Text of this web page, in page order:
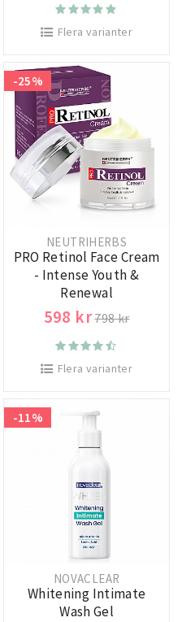
Flera varianter
-25%
NEUTRIHERBS
PRO Retinol Face Cream
- Intense Youth &
Renewal
598 kr798 kr
Flera varianter
-11%
NOVACLEAR
Whitening Intimate
Wash Gel